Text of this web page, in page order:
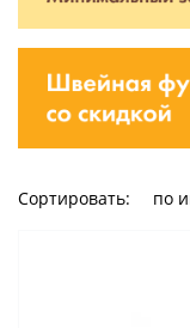
Сортировать: по